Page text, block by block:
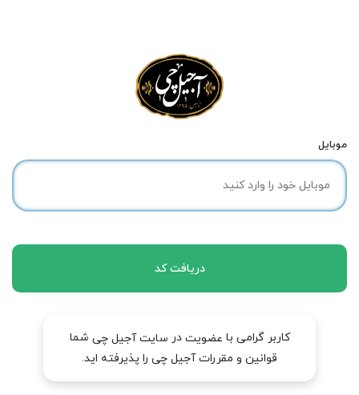
موبایل
دریافت کد
کاربر گرامی با عضویت در سایت آجیل چی شما
قوانین و مقررات آجیل چی را پذیرفته اید.